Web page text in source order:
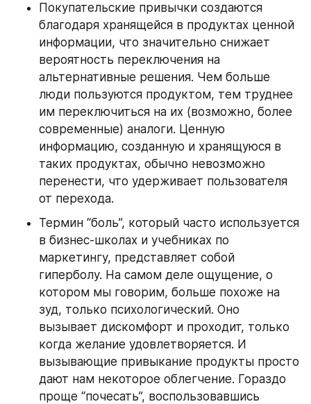
Покупательские привычки создаются
благодаря хранящейся в продуктах ценной
информации, что значительно снижает
вероятность переключения на
альтернативные решения. Чем больше
люди пользуются продуктом, тем труднее
им переключиться на их (возможно, более
современные) аналоги. Ценную
информацию, созданную и хранящуюся в
таких продуктах, обычно невозможно
перенести, что удерживает пользователя
от перехода.
Термин “боль”, который часто используется
в бизнес-школах и учебниках по
маркетингу, представляет собой
гиперболу. На самом деле ощущение, о
котором мы говорим, больше похоже на
зуд, только психологический. Оно
вызывает дискомфорт и проходит, только
когда желание удовлетворяется. И
вызывающие привыкание продукты просто
дают нам некоторое облегчение. Гораздо
проще “почесать”, воспользовавшись